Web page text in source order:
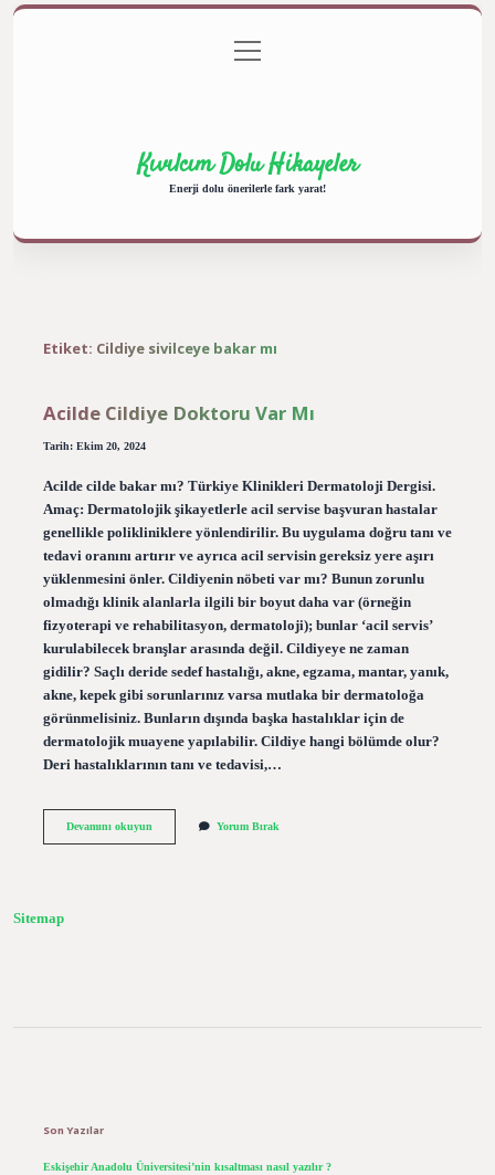
Gizlilik Politikası
menüyü
aç
Kıvılcım Dolu Hikayeler
Enerji dolu önerilerle fark yarat!
Etiket: Cildiye sivilceye bakar mı
Acilde Cildiye Doktoru Var Mı
Tarih: Ekim 20, 2024
Acilde cilde bakar mı? Türkiye Klinikleri Dermatoloji Dergisi.
Amaç: Dermatolojik şikayetlerle acil servise başvuran hastalar
genellikle polikliniklere yönlendirilir. Bu uygulama doğru tanı ve
tedavi oranını artırır ve ayrıca acil servisin gereksiz yere aşırı
yüklenmesini önler. Cildiyenin nöbeti var mı? Bunun zorunlu
olmadığı klinik alanlarla ilgili bir boyut daha var (örneğin
fizyoterapi ve rehabilitasyon, dermatoloji); bunlar ‘acil servis’
kurulabilecek branşlar arasında değil. Cildiyeye ne zaman
gidilir? Saçlı deride sedef hastalığı, akne, egzama, mantar, yanık,
akne, kepek gibi sorunlarınız varsa mutlaka bir dermatoloğa
görünmelisiniz. Bunların dışında başka hastalıklar için de
dermatolojik muayene yapılabilir. Cildiye hangi bölümde olur?
Deri hastalıklarının tanı ve tedavisi,…
Devamını okuyunAcilde
Yorum Bırak
Sitemap
Son Yazılar
Eskişehir Anadolu Üniversitesi’nin kısaltması nasıl yazılır ?